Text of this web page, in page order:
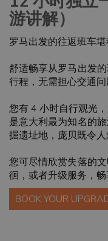
游讲解）
罗马出发的往返班车堪
舒适畅享从罗马出发
行程，无需担心交通问
您有 4 小时自行观光
是意大利最为知名的
掘遗址地，庞贝既令人
您可尽情欣赏失落的
徊，或者升级服务，畅
BOOK YOUR